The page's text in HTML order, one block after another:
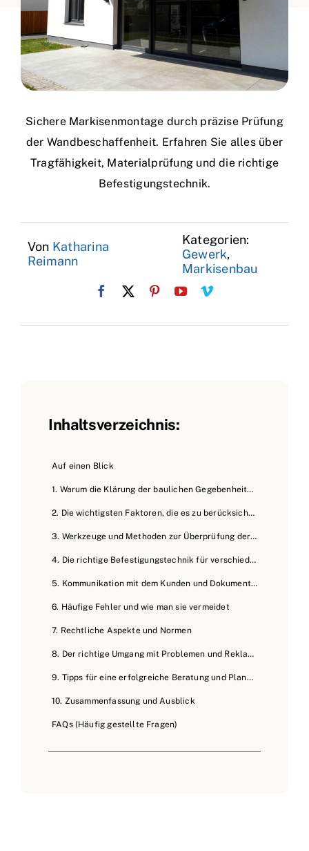
Sichere Markisenmontage durch präzise Prüfung
der Wandbeschaffenheit. Erfahren Sie alles über
Tragfähigkeit, Materialprüfung und die richtige
Befestigungstechnik.
Von Katharina
Reimann
Kategorien:
Gewerk,
Markisenbau
Inhaltsverzeichnis:
Auf einen Blick
1. Warum die Klärung der baulichen Gegebenheiten so entscheidend ist
2. Die wichtigsten Faktoren, die es zu berücksichtigen gilt
3. Werkzeuge und Methoden zur Überprüfung der baulichen Gegebenheiten
4. Die richtige Befestigungstechnik für verschiedene Materialien
5. Kommunikation mit dem Kunden und Dokumentation
6. Häufige Fehler und wie man sie vermeidet
7. Rechtliche Aspekte und Normen
8. Der richtige Umgang mit Problemen und Reklamationen
9. Tipps für eine erfolgreiche Beratung und Planung
10. Zusammenfassung und Ausblick
FAQs (Häufig gestellte Fragen)